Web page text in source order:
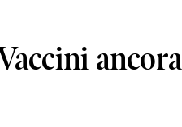
ancora